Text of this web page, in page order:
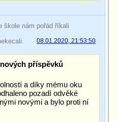
škole nám pořád říkali
08.01.2020, 21:53:50
příspěvků
a díky mému oku
pozadí odvěké
novými a bylo proti ní